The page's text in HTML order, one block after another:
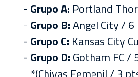
- Grupo A: Portland
- Grupo B:Angel City / 6
- Grupo C: Kansas City
- Grupo D: Gotham FC /
*(Chivas Femenil / 3